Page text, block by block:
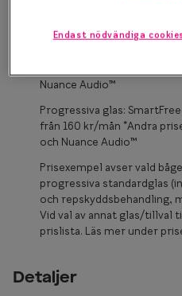
Boka
Enkelslipade glas:
Nuance Audio™
Progressiva glas:
från 160 kr/mån *Andra
och Nuance Audio™
Prisexempel avser vald
progressiva standardglas
och repskyddsbehandling,
Vid val av annat glas/tillval
prislista. Läs mer under
Detaljer
Endast nödvändiga